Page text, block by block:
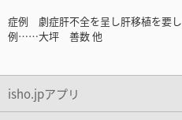
症例 劇症肝不全を呈し肝移植を要
例……大坪 善数 他
isho.jpアプリ